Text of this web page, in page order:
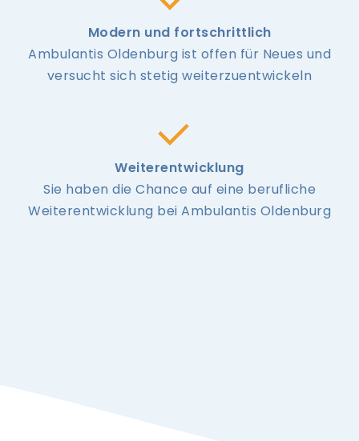
Modern und fortschrittlich
Ambulantis Oldenburg ist offen für Neues und
versucht sich stetig weiterzuentwickeln
Weiterentwicklung
Sie haben die Chance auf eine berufliche
Weiterentwicklung bei Ambulantis Oldenburg